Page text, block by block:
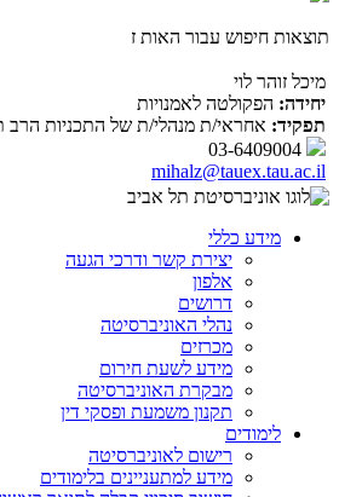
תוצאות חיפוש עבור האות ז
מיכל זוהר לוי
יחידה: הפקולטה לאמנויות
תפקיד: אחראי/ת מנהלי/ת של התכניות הרב
mihalz@tauex.tau.ac.il
מידע כללי
יצירת קשר ודרכי הגעה
אלפון
דרושים
נהלי האוניברסיטה
מכרזים
מידע לשעת חירום
מבקרת האוניברסיטה
תקנון משמעת ופסקי דין
לימודים
רישום לאוניברסיטה
מידע למתעניינים בלימודים